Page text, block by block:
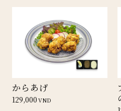
からあげ
129,000VND